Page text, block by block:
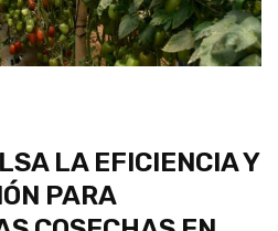
LA EFICIENCIA Y
PARA